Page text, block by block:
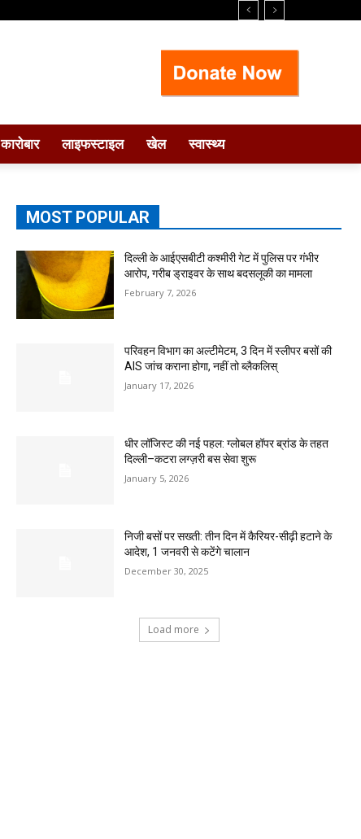
कारोबार लाइफस्टाइल खेल स्वास्थ्य
MOST POPULAR
दिल्ली के आईएसबीटी कश्मीरी गेट में पुलिस पर गंभीर
आरोप, गरीब ड्राइवर के साथ बदसलूकी का मामला
February 7, 2026
परिवहन विभाग का अल्टीमेटम, 3 दिन में स्लीपर बसों की
AIS जांच कराना होगा, नहीं तो ब्लैकलिस्
January 17, 2026
धीर लॉजिस्ट की नई पहल: ग्लोबल हॉपर ब्रांड के तहत
दिल्ली–कटरा लग्ज़री बस सेवा शुरू
January 5, 2026
निजी बसों पर सख्ती: तीन दिन में कैरियर-सीढ़ी हटाने के
आदेश, 1 जनवरी से कटेंगे चालान
December 30, 2025
Load more